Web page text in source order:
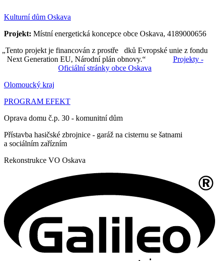
Kulturní dům Oskava
Projekt: Místní energetická koncepce obce Oskava, 4189000656
„Tento projekt je financován z prostře dků Evropské unie z fondu
Next Generation EU, Národní plán obnovy.“ Projekty -
Oficiální stránky obce Oskava
Olomoucký kraj
PROGRAM EFEKT
Oprava domu č.p. 30 - komunitní dům
Přístavba hasičské zbrojnice - garáž na cisternu se šatnami
a sociálním zařízním
Rekonstrukce VO Oskava